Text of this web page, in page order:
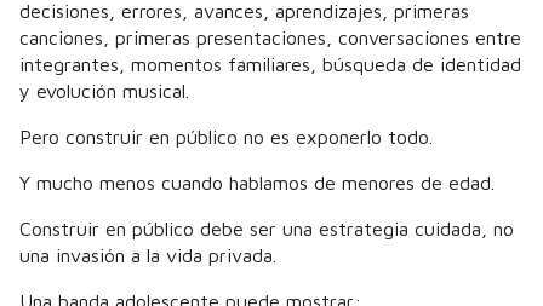
decisiones, errores, avances, aprendizajes, primeras
canciones, primeras presentaciones, conversaciones entre
integrantes, momentos familiares, búsqueda de identidad
y evolución musical.
Pero construir en público no es exponerlo todo.
Y mucho menos cuando hablamos de menores de edad.
Construir en público debe ser una estrategia cuidada, no
una invasión a la vida privada.
Una banda adolescente puede mostrar: